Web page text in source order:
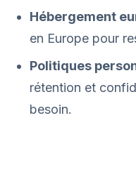
Hébergement
en Europe pour
Politiques
rétention et
besoin.